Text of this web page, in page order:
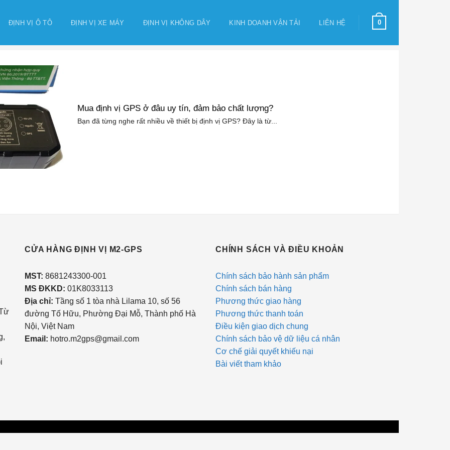
ĐỊNH VỊ Ô TÔ ĐỊNH VỊ XE MÁY ĐỊNH VỊ KHÔNG DÂY KINH DOANH VẬN TẢI LIÊN HỆ 0
Mua định vị GPS ở đâu uy tín, đảm bảo chất lượng?
Bạn đã từng nghe rất nhiều về thiết bị định vị GPS? Đây là từ...
CỬA HÀNG ĐỊNH VỊ M2-GPS
MST: 8681243300-001
MS ĐKKD: 01K8033113
Địa chỉ: Tầng số 1 tòa nhà Lilama 10, số 56
đường Tố Hữu, Phường Đại Mỗ, Thành phố Hà
Nội, Việt Nam
Email: hotro.m2gps@gmail.com
CHÍNH SÁCH VÀ ĐIỀU KHOẢN
Chính sách bảo hành sản phẩm
Chính sách bán hàng
Phương thức giao hàng
Phương thức thanh toán
Điều kiện giao dịch chung
Chính sách bảo vệ dữ liệu cá nhân
Cơ chế giải quyết khiếu nại
Bài viết tham khảo